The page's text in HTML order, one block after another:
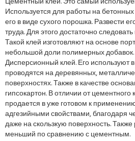
Используется для работы на
его в виде сухого порошка. Развести
труда. Для этого достаточно
Такой клей изготовляют на основе
небольшой доли полимерных добавок.
Дисперсионный клей. Его используют
проводятся на деревянных,
поверхностях. Также в качестве
гипсокартон. В отличии от
продается в уже готовом к
адгезийными свойствами, благодаря
даже на скользкую поверхность.
меньший по сравнению с цементным.